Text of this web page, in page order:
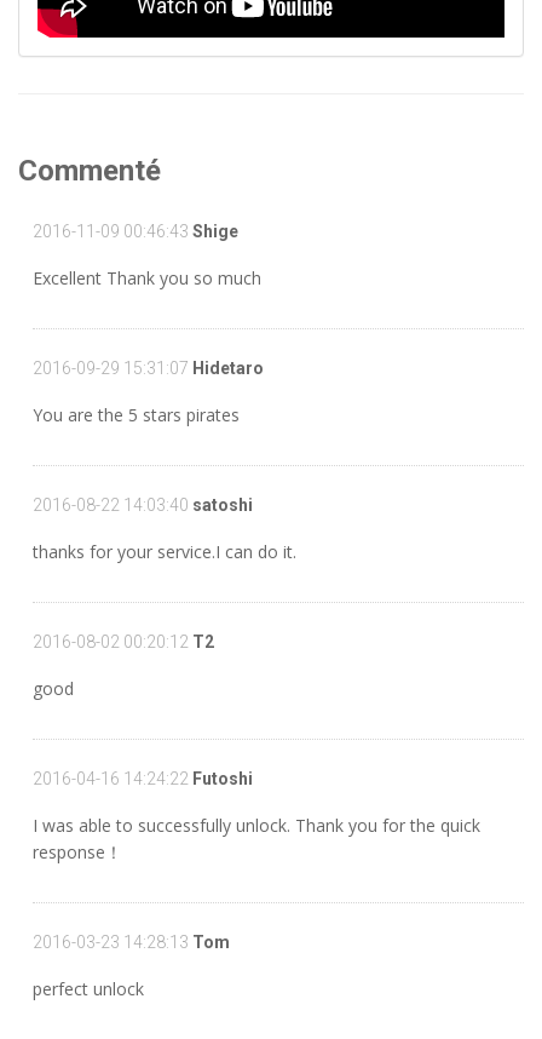
Commenté
2016-11-09 00:46:43 Shige
Excellent Thank you so much
2016-09-29 15:31:07 Hidetaro
You are the 5 stars pirates
2016-08-22 14:03:40 satoshi
thanks for your service.I can do it.
2016-08-02 00:20:12 T2
good
2016-04-16 14:24:22 Futoshi
I was able to successfully unlock. Thank you for the quick
response！
2016-03-23 14:28:13 Tom
perfect unlock